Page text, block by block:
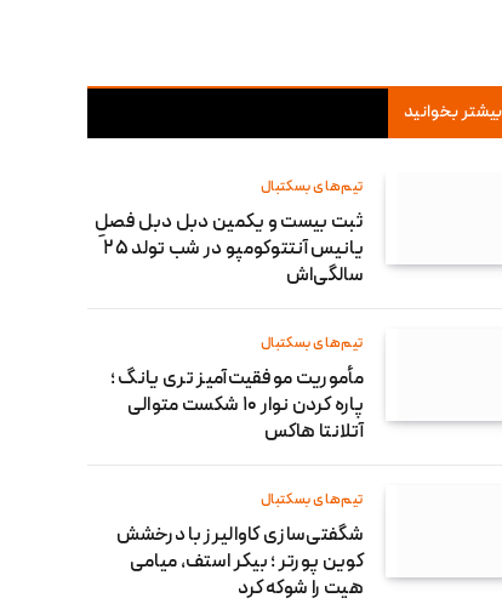
بیشتر بخوانید
تیم‌های بسکتبال
ثبت بیست و یکمین دبل دبل فصلِ
یانیس آنتتوکومپو در شب تولد ۲۵
سالگی‌اش
تیم‌های بسکتبال
مأموریت موفقیت‌آمیز تری یانگ ؛
پاره کردن نوار ۱۰ شکست متوالی
آتلانتا هاکس
تیم‌های بسکتبال
شگفتی‌سازی کاوالیرز با درخشش
کوین پورتر ؛ بیکر استف، میامی
هیت را شوکه کرد